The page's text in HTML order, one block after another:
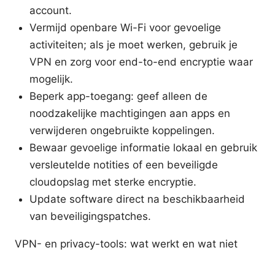
account.
Vermijd openbare Wi-Fi voor gevoelige
activiteiten; als je moet werken, gebruik je
VPN en zorg voor end-to-end encryptie waar
mogelijk.
Beperk app-toegang: geef alleen de
noodzakelijke machtigingen aan apps en
verwijderen ongebruikte koppelingen.
Bewaar gevoelige informatie lokaal en gebruik
versleutelde notities of een beveiligde
cloudopslag met sterke encryptie.
Update software direct na beschikbaarheid
van beveiligingspatches.
VPN- en privacy-tools: wat werkt en wat niet